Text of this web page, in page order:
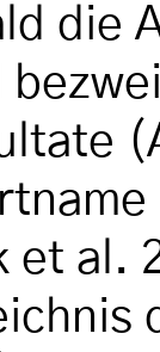
die
et al.